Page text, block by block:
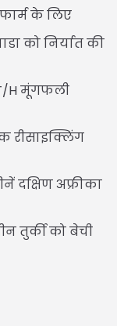
के लिए
को निर्यात की
H मूंगफली
रीसाइक्लिंग
दक्षिण अफ्रीका
तुर्की को बेची